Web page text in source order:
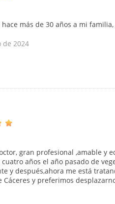
hace más de 30 años a mi
de 2024
gran profesional ,amable y
años el año pasado de
y después,ahora me está
Cáceres y preferimos